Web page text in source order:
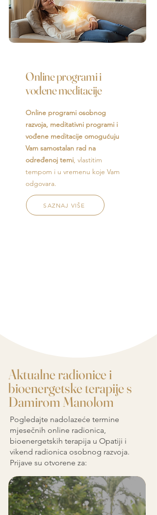
Online programi i
vođene meditacije
Online programi osobnog
razvoja, meditativni programi i
vođene meditacije omogućuju
Vam samostalan rad na
određenoj temi, vlastitim
tempom i u vremenu koje Vam
odgovara.
SAZNAJ VIŠE
Aktualne radionice i
bioenergetske terapije s
Damirom Manolom
Pogledajte nadolazeće termine
mjesečnih online radionica,
bioenergetskih terapija u Opatiji i
vikend radionica osobnog razvoja.
Prijave su otvorene za: